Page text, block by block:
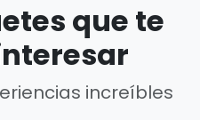
que te
increíbles